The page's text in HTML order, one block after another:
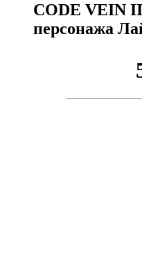
CODE VEIN
персонажа